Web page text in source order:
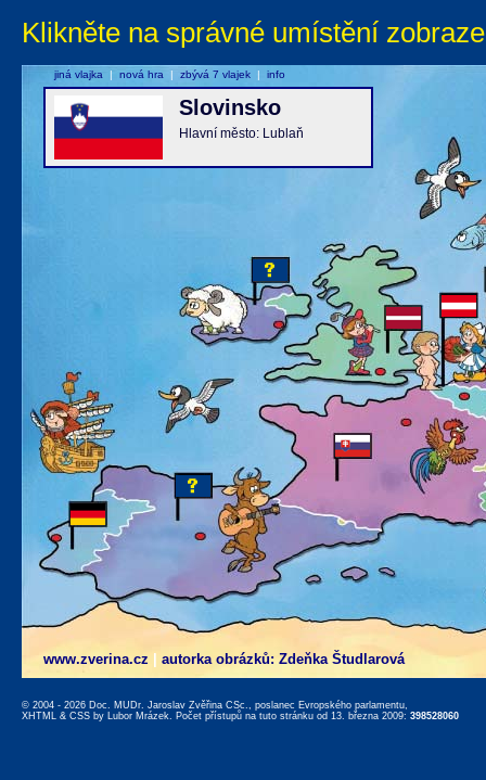
Klikněte na správné umístění
www.zverina.cz autorka obrázků: Zdeňka Študlarová
Slovinsko
Hlavní město: Lublaň
jiná vlajka | nová hra | zbývá 7 vlajek | info
© 2004 - 2026 Doc. MUDr. Jaroslav Zvěřina CSc., poslanec Evropského parlamentu,
XHTML & CSS by Lubor Mrázek. Počet přístupů na tuto stránku od 13. března 2009: 398528060